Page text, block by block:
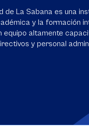
de La Sabana es una
y la formación
equipo altamente
y personal